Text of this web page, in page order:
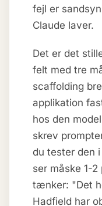
fejl er
Claude laver.
Det er det
felt med tre
scaffolding
applikation
hos den
skrev
du tester den
ser måske 1-
tænker: "Det
Hadfield har